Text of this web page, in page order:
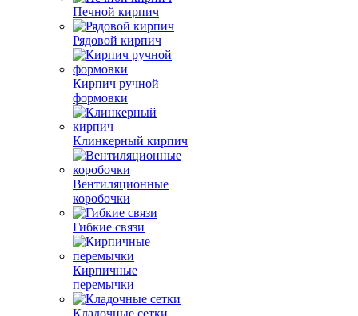
Печной кирпич
Рядовой кирпич
Кирпич ручной
формовки
Клинкерный кирпич
Вентиляционные
коробочки
Гибкие связи
Кирпичные
перемычки
Кладочные сетки